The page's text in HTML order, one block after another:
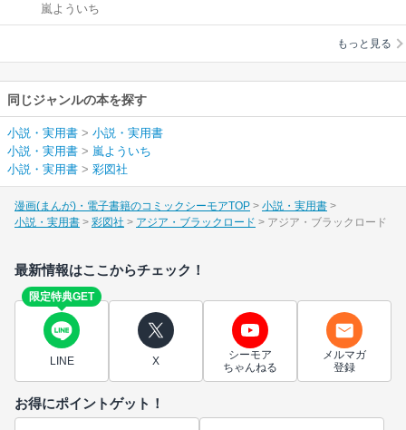
ード
嵐よういち
もっと見る
同じジャンルの本を探す
小説・実用書 > 小説・実用書
小説・実用書 > 嵐よういち
小説・実用書 > 彩図社
漫画(まんが)・電子書籍のコミックシーモアTOP
小説・実用書
小説・実用書
彩図社 アジア・ブラックロード アジア・ブラックロード
最新情報はここからチェック！
限定特典GET
LINE X
シーモア
ちゃんねる
メルマガ
登録
お得にポイントゲット！